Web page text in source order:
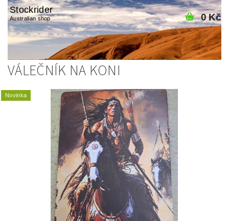
Stockrider
Australian shop 0 Kč
VÁLEČNÍK NA KONI
Novinka